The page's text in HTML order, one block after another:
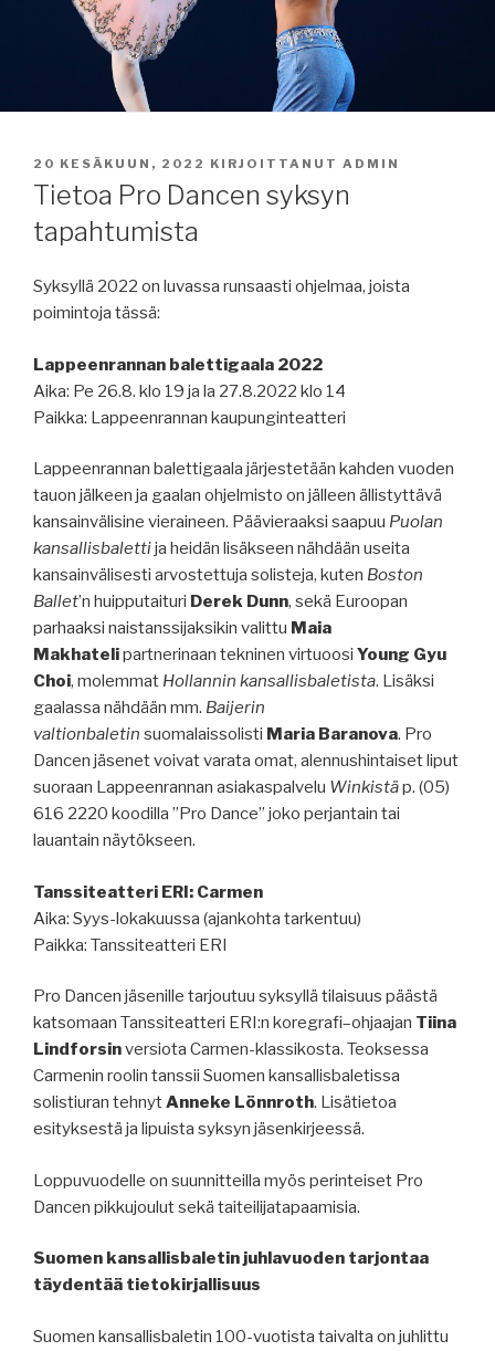
JULKAISTU
20 KESÄKUUN, 2022 KIRJOITTANUT ADMIN
Tietoa Pro Dancen syksyn
tapahtumista
Syksyllä 2022 on luvassa runsaasti ohjelmaa, joista
poimintoja tässä:
Lappeenrannan balettigaala 2022
Aika: Pe 26.8. klo 19 ja la 27.8.2022 klo 14
Paikka: Lappeenrannan kaupunginteatteri
Lappeenrannan balettigaala järjestetään kahden vuoden
tauon jälkeen ja gaalan ohjelmisto on jälleen ällistyttävä
kansainvälisine vieraineen. Päävieraaksi saapuu Puolan
kansallisbalettija heidän lisäkseen nähdään useita
kansainvälisesti arvostettuja solisteja, kuten Boston
Ballet’n huipputaituri Derek Dunn, sekä Euroopan
parhaaksi naistanssijaksikin valittu Maia
Makhatelipartnerinaan tekninen virtuoosi Young Gyu
Choi, molemmat Hollannin kansallisbaletista. Lisäksi
gaalassa nähdään mm. Baijerin
valtionbaletin suomalaissolisti Maria Baranova. Pro
Dancen jäsenet voivat varata omat, alennushintaiset liput
suoraan Lappeenrannan asiakaspalvelu Winkistäp. (05)
616 2220 koodilla ”Pro Dance” joko perjantain tai
lauantain näytökseen.
Tanssiteatteri ERI: Carmen
Aika: Syys-lokakuussa (ajankohta tarkentuu)
Paikka: Tanssiteatteri ERI
Pro Dancen jäsenille tarjoutuu syksyllä tilaisuus päästä
katsomaan Tanssiteatteri ERI:n koregrafi–ohjaajan Tiina
Lindforsinversiota Carmen-klassikosta. Teoksessa
Carmenin roolin tanssii Suomen kansallisbaletissa
solistiuran tehnytAnneke Lönnroth. Lisätietoa
esityksestä ja lipuista syksyn jäsenkirjeessä.
Loppuvuodelle on suunnitteilla myös perinteiset Pro
Dancen pikkujoulut sekä taiteilijatapaamisia.
Suomen kansallisbaletin juhlavuoden tarjontaa
täydentää tietokirjallisuus
Suomen kansallisbaletin 100-vuotista taivalta on juhlittu